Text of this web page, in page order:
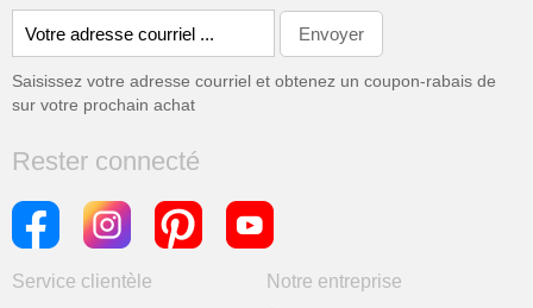
Saisissez votre adresse courriel et obtenez un coupon-rabais de
sur votre prochain achat
Rester connecté
Service clientèle
Notre entreprise